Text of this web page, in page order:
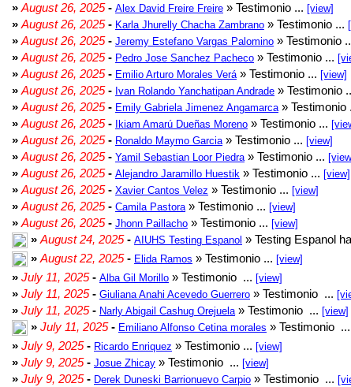
» August 26, 2025- Alex David Freire Freire » Testimonio ... [view]
» August 26, 2025- Karla Jhurelly Chacha Zambrano » Testimonio ...
» August 26, 2025- Jeremy Estefano Vargas Palomino » Testimonio
» August 26, 2025- Pedro Jose Sanchez Pacheco » Testimonio ...
» August 26, 2025- Emilio Arturo Morales Verá » Testimonio ... [view]
» August 26, 2025- Ivan Rolando Yanchatipan Andrade » Testimonio
» August 26, 2025- Emily Gabriela Jimenez Angamarca » Testimonio
» August 26, 2025- Ikiam Amarú Dueñas Moreno » Testimonio ...
» August 26, 2025- Ronaldo Maymo Garcia » Testimonio ... [view]
» August 26, 2025- Yamil Sebastian Loor Piedra » Testimonio ...
» August 26, 2025- Alejandro Jaramillo Huestik » Testimonio ... [view]
» August 26, 2025- Xavier Cantos Velez » Testimonio ... [view]
» August 26, 2025- Camila Pastora » Testimonio ... [view]
» August 26, 2025- Jhonn Paillacho » Testimonio ... [view]
» August 24, 2025- AIUHS Testing Espanol » Testing Espanol
» August 22, 2025- Elida Ramos » Testimonio ... [view]
» July 11, 2025- Alba Gil Morillo » Testimonio ... [view]
» July 11, 2025- Giuliana Anahi Acevedo Guerrero » Testimonio ...
» July 11, 2025- Narly Abigail Cashug Orejuela » Testimonio ... [view]
» July 11, 2025- Emiliano Alfonso Cetina morales » Testimonio ...
» July 9, 2025- Ricardo Enriquez » Testimonio ... [view]
» July 9, 2025- Josue Zhicay » Testimonio ... [view]
» July 9, 2025- Derek Duneski Barrionuevo Carpio » Testimonio ...